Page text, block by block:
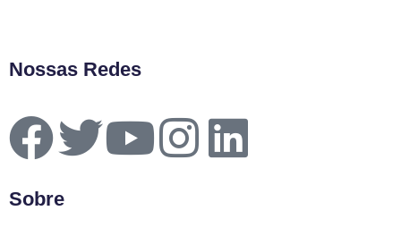
Nossas Redes
Sobre